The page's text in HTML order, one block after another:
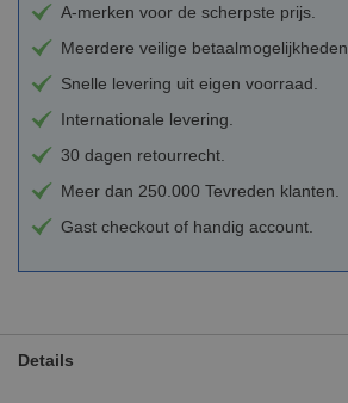
A-merken voor de scherpste prijs.
Meerdere veilige betaalmogelijkheden.
Snelle levering uit eigen voorraad.
Internationale levering.
30 dagen retourrecht.
Meer dan 250.000 Tevreden klanten.
Gast checkout of handig account.
Details